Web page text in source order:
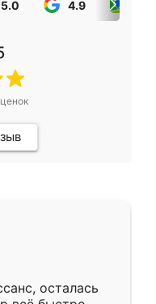
5.0 4.9
осталась